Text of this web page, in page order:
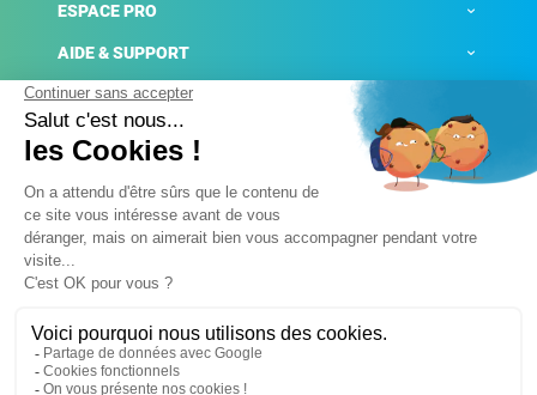
ESPACE PRO
AIDE & SUPPORT
ACTUALITÉS
Mentions légales
Conditions générales de ventes